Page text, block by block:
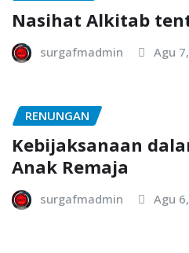
Nasihat Alkitab
surgafmadmin Agu
RENUNGAN
Kebijaksanaan
Anak Remaja
surgafmadmin Agu